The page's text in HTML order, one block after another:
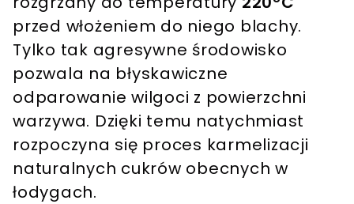
przed włożeniem do niego blachy.
Tylko tak agresywne środowisko
pozwala na błyskawiczne
odparowanie wilgoci z powierzchni
warzywa. Dzięki temu natychmiast
rozpoczyna się proces karmelizacji
naturalnych cukrów obecnych w
łodygach.